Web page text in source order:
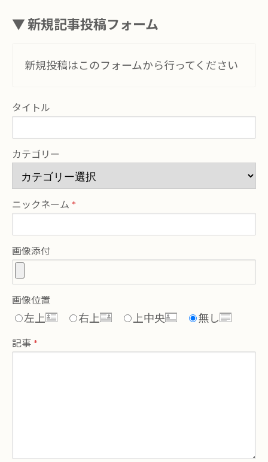
▼ 新規記事投稿フォーム
新規投稿はこのフォームから行ってください
タイトル
カテゴリー
ニックネーム
画像添付
画像位置
左上 右上 上中央 無し
記事